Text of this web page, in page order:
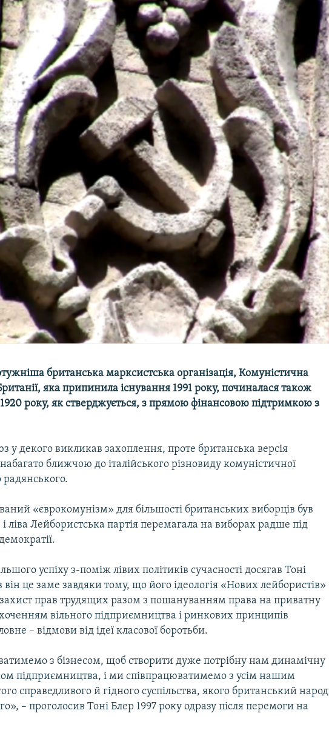
британська марксистська організація, Комуністична
яка припинила існування 1991 року, починалася також
року, як стверджується, з прямою фінансовою підтримкою з
у декого викликав захоплення, проте британська версія
ближчою до італійського різновиду комуністичної
радянського.
«єврокомунізм» для більшості британських виборців був
ліва Лейбористська партія перемагала на виборах радше під
успіху з-поміж лівих політиків сучасності досягав Тоні
він це заме завдяки тому, що його ідеологія «Нових лейбористів»
прав трудящих разом з пошануванням права на приватну
вільного підприємництва і ринкових принципів
– відмови від ідеї класової боротьби.
з бізнесом, щоб створити дуже потрібну нам динамічну
підприємництва, і ми співпрацюватимемо з усім нашим
справедливого й гідного суспільства, якого британський народ
– проголосив Тоні Блер 1997 року одразу після перемоги на